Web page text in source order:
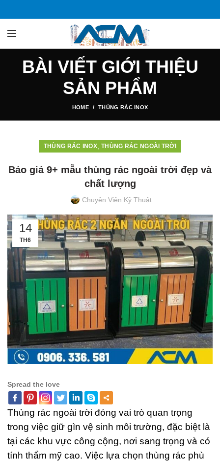
BÀI VIẾT GIỚI THIỆU
SẢN PHẨM
HOME THÙNG RÁC INOX
THÙNG RÁC INOX ,THÙNG RÁC NGOÀI TRỜI
Báo giá 9+ mẫu thùng rác ngoài trời đẹp và
chất lượng
Chuyên Viên Kỹ Thuật
14
TH6
Spread the love
Thùng rác ngoài trời đóng vai trò quan trọng
trong việc giữ gìn vệ sinh môi trường, đặc biệt là
tại các khu vực công cộng, nơi sang trọng và có
tính thẩm mỹ cao. Việc lựa chọn thùng rác phù